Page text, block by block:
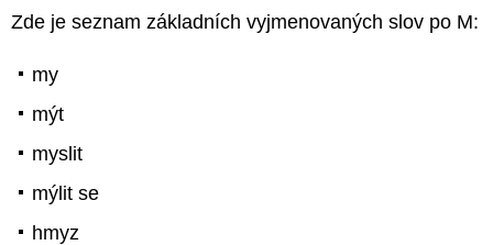
Zde je seznam základních vyjmenovaných slov po M:
my
mýt
myslit
mýlit se
hmyz